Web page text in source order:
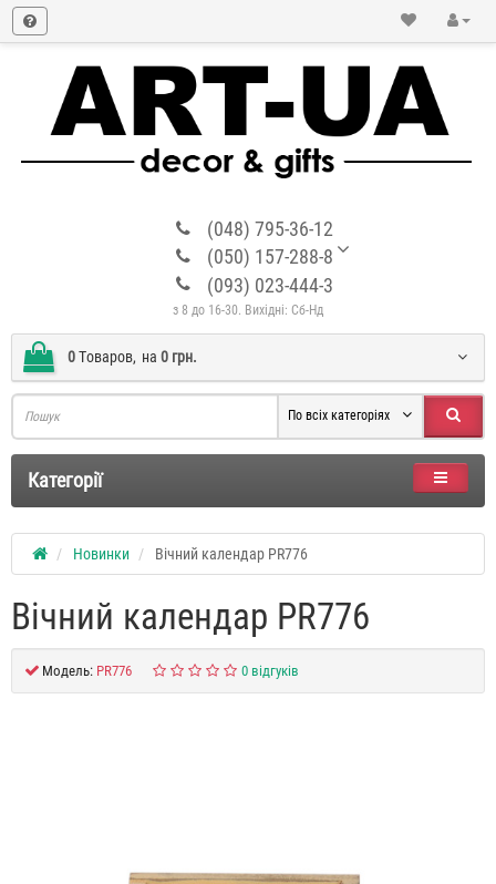
(048) 795-36-12
(050) 157-288-8
(093) 023-444-3
з 8 до 16-30. Вихідні: Сб-Нд
0Tоваров, на 0 грн.
По всіх категоріях
Категорії
Новинки Вічний календар PR776
Вічний календар PR776
Модель: PR776 0 відгуків